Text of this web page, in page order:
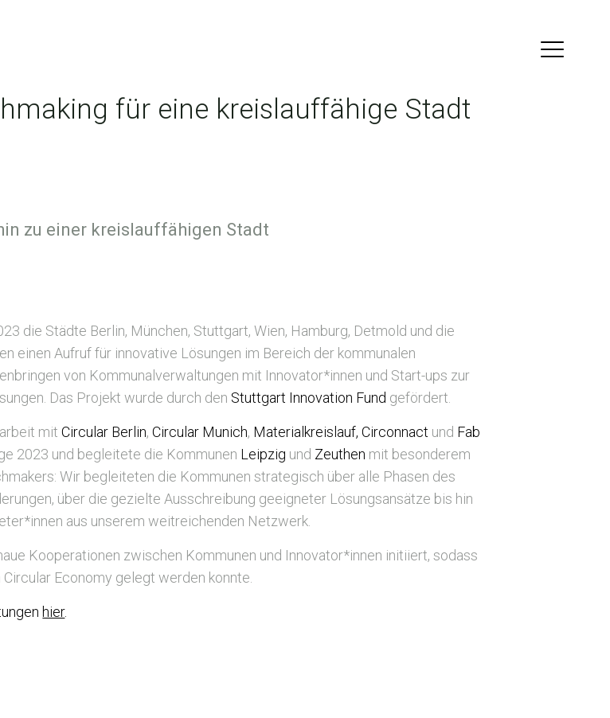
für eine kreislauffähige Stadt
zu einer kreislauffähigen Stadt
die Städte Berlin, München, Stuttgart, Wien, Hamburg, Detmold und die
einen Aufruf für innovative Lösungen im Bereich der kommunalen
von Kommunalverwaltungen mit Innovator*innen und Start-ups zur
Das Projekt wurde durch den Stuttgart Innovation Fund gefördert.
mitCircular Berlin,Circular Munich, Materialkreislauf, Circonnact und Fab
2023 und begleitete die Kommunen Leipzig und Zeuthen mit besonderem
Wir begleiteten die Kommunen strategisch über alle Phasen des
über die gezielte Ausschreibung geeigneter Lösungsansätze bis hin
aus unserem weitreichenden Netzwerk.
Kooperationen zwischen Kommunen und Innovator*innen initiiert, sodass
Economy gelegt werden konnte.
hier.